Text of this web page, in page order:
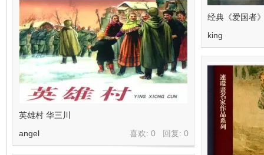
经典《爱国者
king
英雄村 华三川
喜欢: 0 回复: 0
angel